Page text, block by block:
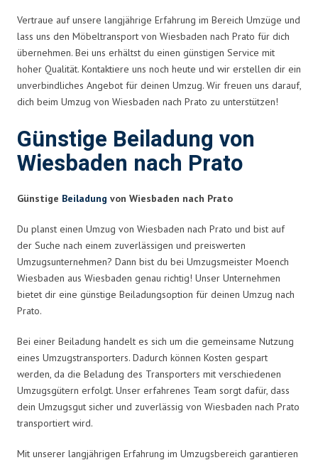
Vertraue auf unsere langjährige Erfahrung im Bereich Umzüge und
lass uns den Möbeltransport von Wiesbaden nach Prato für dich
übernehmen. Bei uns erhältst du einen günstigen Service mit
hoher Qualität. Kontaktiere uns noch heute und wir erstellen dir ein
unverbindliches Angebot für deinen Umzug. Wir freuen uns darauf,
dich beim Umzug von Wiesbaden nach Prato zu unterstützen!
Günstige Beiladung von
Wiesbaden nach Prato
Günstige Beiladung von Wiesbaden nach Prato
Du planst einen Umzug von Wiesbaden nach Prato und bist auf
der Suche nach einem zuverlässigen und preiswerten
Umzugsunternehmen? Dann bist du bei Umzugsmeister Moench
Wiesbaden aus Wiesbaden genau richtig! Unser Unternehmen
bietet dir eine günstige Beiladungsoption für deinen Umzug nach
Prato.
Bei einer Beiladung handelt es sich um die gemeinsame Nutzung
eines Umzugstransporters. Dadurch können Kosten gespart
werden, da die Beladung des Transporters mit verschiedenen
Umzugsgütern erfolgt. Unser erfahrenes Team sorgt dafür, dass
dein Umzugsgut sicher und zuverlässig von Wiesbaden nach Prato
transportiert wird.
Mit unserer langjährigen Erfahrung im Umzugsbereich garantieren